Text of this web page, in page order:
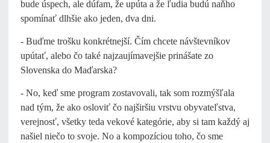
bude úspech, ale dúfam, že upúta a že ľudia budú naňho
spomínať dlhšie ako jeden, dva dni.
- Buďme trošku konkrétnejší. Čím chcete návštevníkov
upútať, alebo čo také najzaujímavejšie prinášate zo
Slovenska do Maďarska?
- No, keď sme program zostavovali, tak som rozmýšľala
nad tým, že ako osloviť čo najširšiu vrstvu obyvateľstva,
verejnosť, všetky teda vekové kategórie, aby si tam každý aj
našiel niečo to svoje. No a kompozíciou toho, čo sme